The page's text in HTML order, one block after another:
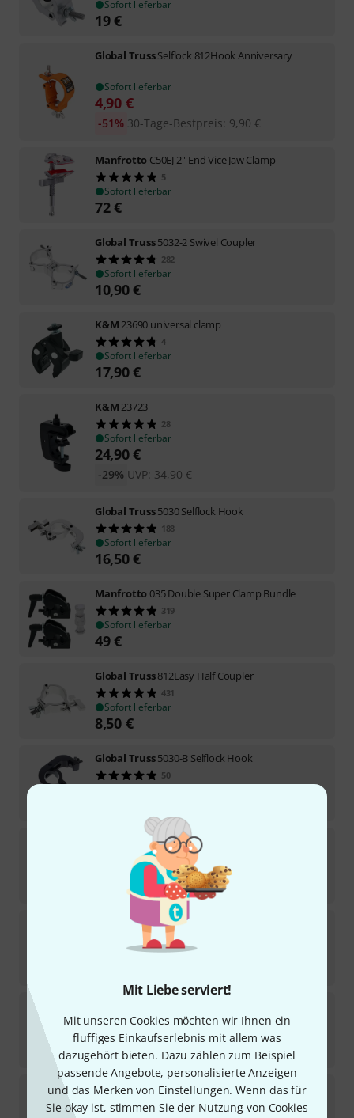
Mit Liebe serviert!
Mit unseren Cookies möchten wir Ihnen ein
fluffiges Einkaufserlebnis mit allem was
dazugehört bieten. Dazu zählen zum Beispiel
passende Angebote, personalisierte Anzeigen
und das Merken von Einstellungen. Wenn das für
Sie okay ist, stimmen Sie der Nutzung von Cookies
Sofort lieferbar
19€
Global TrussSelflock 812Hook Anniversary
Sofort lieferbar
4,90 €
30-Tage-Bestpreis: 9,90 €
-51%
Manfrotto C50EJ 2'' End Vice Jaw Clamp
5
Sofort lieferbar
72€
Global Truss5032-2 Swivel Coupler
282
Sofort lieferbar
10,90€
K&M 23690 universal clamp
4
Sofort lieferbar
17,90€
K&M 23723
28
Sofort lieferbar
24,90€
UVP: 34,90 €
-29%
Global Truss5030 Selflock Hook
188
Sofort lieferbar
16,50€
Manfrotto 035 Double Super Clamp Bundle
319
Sofort lieferbar
49€
Global Truss812Easy Half Coupler
431
Sofort lieferbar
8,50 €
Global Truss5030-B Selflock Hook
50
Big Selflock Clamp 200kg Black
11
Sofort lieferbar
19,90€
Global Truss8222-B Swivel Coupler 750kg
Sofort lieferbar
6
Sofort lieferbar
17,70 €
Global Truss 5073-1 Selflock Hook Easy
252